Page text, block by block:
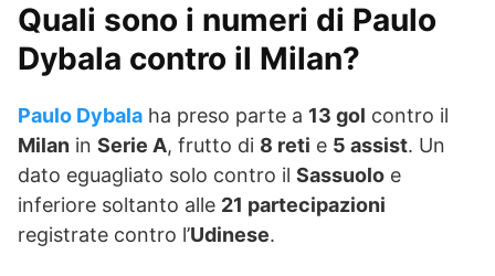
Quali sono i numeri di Paulo
Dybala contro il Milan?
Paulo Dybala ha preso parte a 13 gol contro il
Milan in Serie A, frutto di 8 reti e 5 assist. Un
dato eguagliato solo contro il Sassuolo e
inferiore soltanto alle 21 partecipazioni
registrate contro l’Udinese.